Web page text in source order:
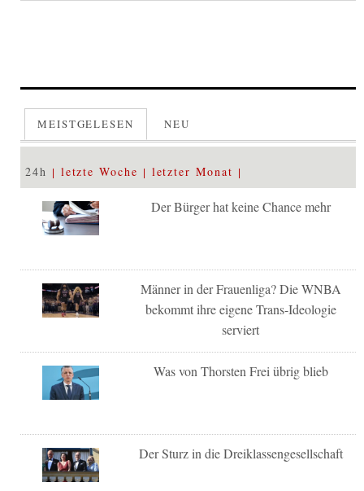
MEISTGELESEN NEU
24h letzte Woche letzter Monat
Der Bürger hat keine Chance mehr
Männer in der Frauenliga? Die WNBA
bekommt ihre eigene Trans-Ideologie
serviert
Was von Thorsten Frei übrig blieb
Der Sturz in die Dreiklassengesellschaft